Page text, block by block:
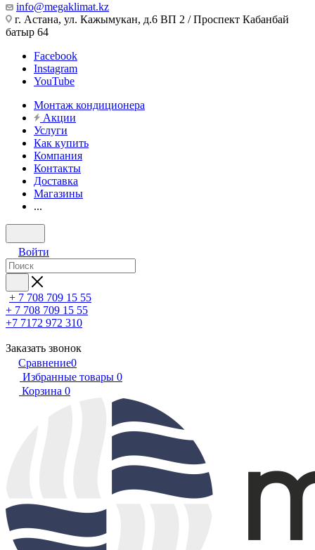
info@megaklimat.kz
г. Астана, ул. Кажымукан, д.6 ВП 2 / Проспект Кабанбай
батыр 64
Facebook
Instagram
YouTube
Монтаж кондиционера
Акции
Услуги
Как купить
Компания
Контакты
Доставка
Магазины
...
Войти
+ 7 708 709 15 55
+ 7 708 709 15 55
+7 7172 972 310
Заказать звонок
Сравнение0
Избранные товары 0
Корзина 0